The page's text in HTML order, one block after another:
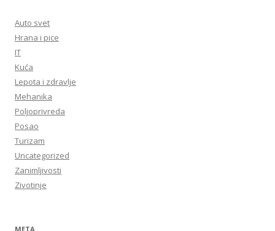
Auto svet
Hrana i pice
IT
Kuća
Lepota i zdravlje
Mehanika
Poljoprivreda
Posao
Turizam
Uncategorized
Zanimljivosti
Zivotinje
META